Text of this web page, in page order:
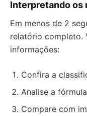
Interpretando os
Em menos de 2
relatório completo.
informações:
Confira a
Analise a
Compare com